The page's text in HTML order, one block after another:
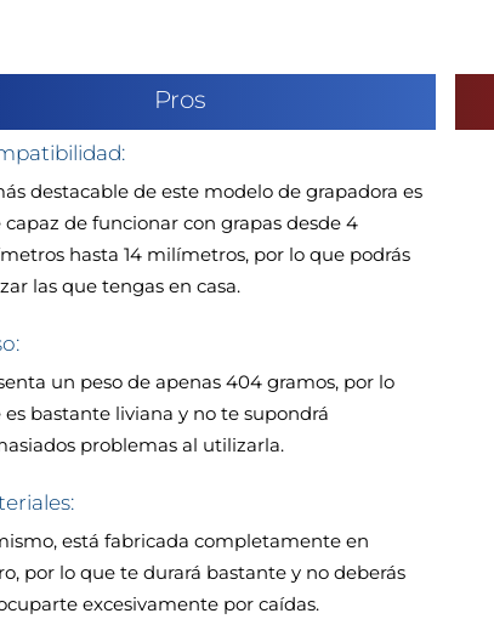
Pros
destacable de este modelo de grapadora es
capaz de funcionar con grapas desde 4
hasta 14 milímetros, por lo que podrás
las que tengas en casa.
un peso de apenas 404 gramos, por lo
es bastante liviana y no te supondrá
problemas al utilizarla.
está fabricada completamente en
por lo que te durará bastante y no deberás
excesivamente por caídas.